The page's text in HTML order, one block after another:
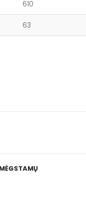
610
63